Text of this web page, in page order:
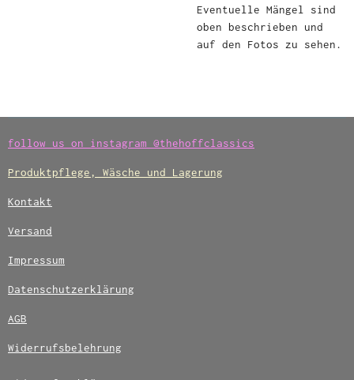
Eventuelle Mängel sind
oben beschrieben und
auf den Fotos zu sehen.
follow us on instagram @thehoffclassics
Produktpflege, Wäsche und Lagerung
Kontakt
Versand
Impressum
Datenschutzerklärung
AGB
Widerrufsbelehrung